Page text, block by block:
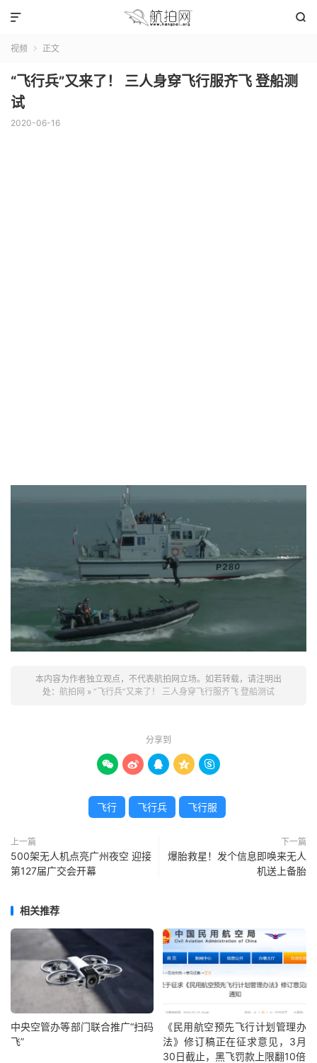


视频  正文
“飞行兵”又来了！ 三人身穿飞行服齐飞 登船测
试
2020-06-16
本内容为作者独立观点，不代表航拍网立场。如若转载，请注明出
处： 航拍网 » “飞行兵”又来了！ 三人身穿飞行服齐飞 登船测试
分享到
    
飞行 飞行兵 飞行服
上一篇
500架无人机点亮广州夜空 迎接
第127届广交会开幕
下一篇
爆胎救星！发个信息即唤来无人
机送上备胎
相关推荐
中央空管办等部门联合推广“扫码
飞”
《民用航空预先飞行计划管理办
法》修订稿正在征求意见，3月
30日截止，黑飞罚款上限翻10倍